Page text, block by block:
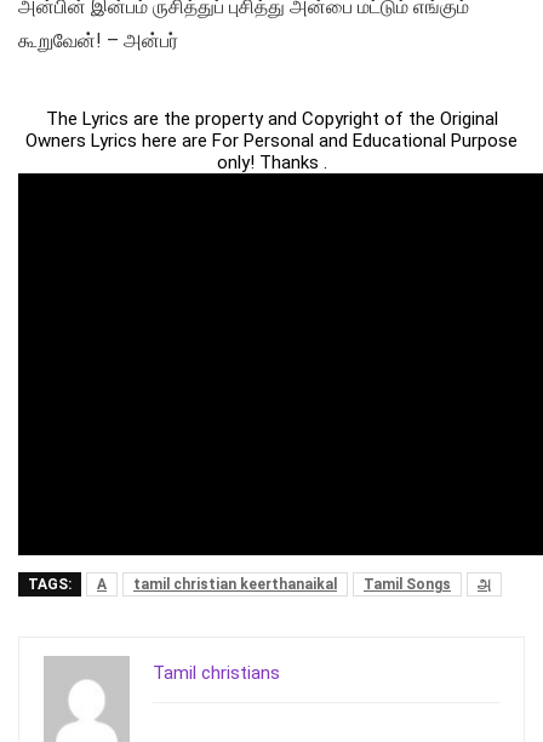
அன்பின் இன்பம் ருசித்துப் புசித்து அன்பை மட்டும் எங்கும்
கூறுவேன்! – அன்பர்
The Lyrics are the property and Copyright of the Original
Owners Lyrics here are For Personal and Educational Purpose
only! Thanks .
TAGS: A tamil christian keerthanaikal Tamil Songs அ
Tamil christians